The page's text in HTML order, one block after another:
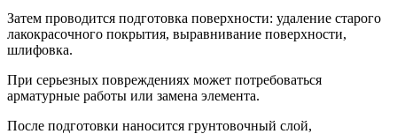
Затем проводится подготовка поверхности: удаление старого
лакокрасочного покрытия, выравнивание поверхности,
шлифовка.
При серьезных повреждениях может потребоваться
арматурные работы или замена элемента.
После подготовки наносится грунтовочный слой,